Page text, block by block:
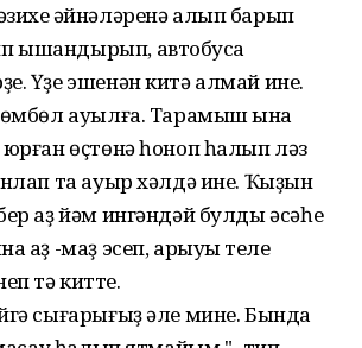
ҡәйнәләренә алып барып
ышандырып, автобусҡа
Үҙе эшенән китә алмай ине.
ауылға. Тарамыш ҡына
юрған өҫтөнә һоноп һалып ләз
та ауыр хәлдә ине. Ҡыҙын
аҙ йәм ингәндәй булды әсәһе
аҙ -маҙ эсеп, арыуыҡ теле
тә китте.
сығарығыҙ әле мине. Бында